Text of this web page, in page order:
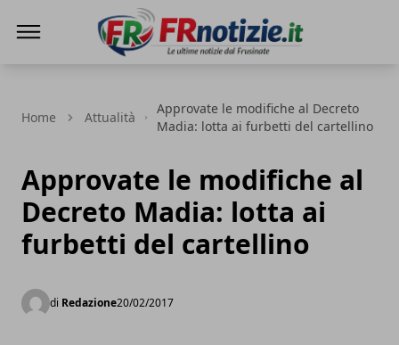
Home Attualità
Approvate le modifiche al Decreto
Madia: lotta ai furbetti del cartellino
Approvate le modifiche al
Decreto Madia: lotta ai
furbetti del cartellino
di Redazione20/02/2017